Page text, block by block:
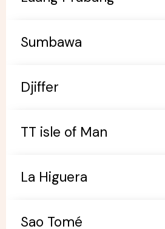
Sumbawa
Djiffer
TT isle of Man
La Higuera
Sao Tomé